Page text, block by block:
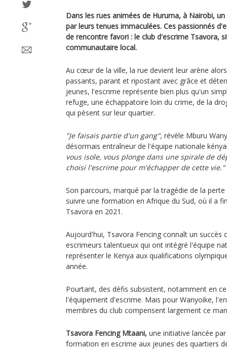
Dans les rues animées de Huruma, à Nairobi,
par leurs tenues immaculées. Ces passionnés
de rencontre favori : le club d'escrime Tsavora,
communautaire local.
Au cœur de la ville, la rue devient leur arène
passants, parant et ripostant avec grâce et
jeunes, l'escrime représente bien plus qu'un
refuge, une échappatoire loin du crime, de la
qui pèsent sur leur quartier.
"Je faisais partie d'un gang", révèle Mburu
désormais entraîneur de l'équipe nationale
vous isole, vous plonge dans une spirale de
choisi l'escrime pour m'échapper de cette vie."
Son parcours, marqué par la tragédie de la
suivre une formation en Afrique du Sud, où il a
Tsavora en 2021.
Aujourd'hui, Tsavora Fencing connaît un succès
escrimeurs talentueux qui ont intégré l'équipe
représenter le Kenya aux qualifications
année.
Pourtant, des défis subsistent, notamment en
l'équipement d'escrime. Mais pour Wanyoike,
membres du club compensent largement ce
Tsavora Fencing Mtaani, une initiative lancée
formation en escrime aux jeunes des quartiers